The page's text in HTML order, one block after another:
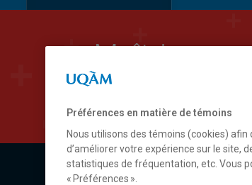
Maîtrise en
(MBA) en
Préférences en matière de témoins
Nous utilisons des témoins (cookies)
d’améliorer votre expérience sur le site,
statistiques de fréquentation, etc. Vous
« Préférences ».